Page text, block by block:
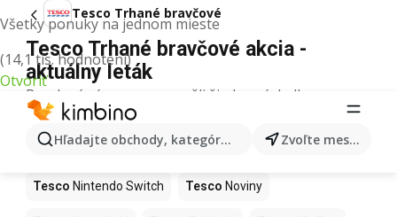
Všetky ponuky na jednom mieste
(14,1 tis. hodnotení)
Otvoriť
Hľadajte obchody, kategórie, produkty... Zvoľte mesto
Tesco Trhané bravčové
Tesco Trhané bravčové akcia -
aktuálny leták
Pre daný výraz sme nenašli žiadne výsledky.
Ďalšie produkty v obchodoch Tesco
Tesco Kapor Tesco Ashwagandha
Tesco Nintendo Switch Tesco Noviny